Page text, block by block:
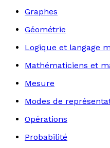
Graphes
Géométrie
Logique et langage
Mathématiciens et
Mesure
Modes de
Opérations
Probabilité